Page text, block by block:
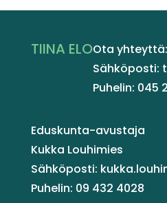
TIINA ELOOta yhteyttä:
Sähköposti:
Puhelin: 045
Eduskunta-avustaja
Kukka Louhimies
Sähköposti:
Puhelin: 09 432 4028